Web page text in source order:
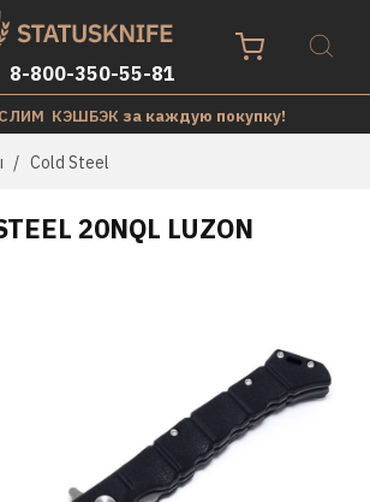
8-800-350-55-81
КЭШБЭК за каждую покупку!
Cold Steel
20NQL LUZON